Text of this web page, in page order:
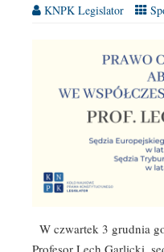
KNPK Legislator
W czwartek 3 grudnia
Profesor Lech Garlicki,